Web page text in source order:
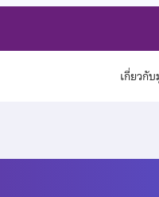
เกี่ยวกั